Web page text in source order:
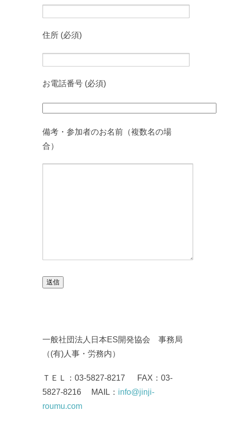
住所 (必須)
お電話番号 (必須)
備考・参加者のお名前（複数名の場
合）
一般社団法人日本ES開発協会 事務局
（(有)人事・労務内）
ＴＥＬ：03-5827-8217 FAX：03-
5827-8216 MAIL： info@jinji-
roumu.com